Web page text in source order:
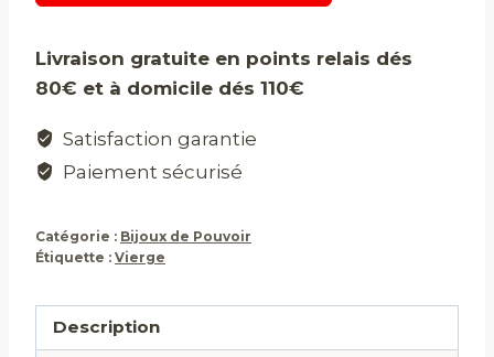
Vierge
Livraison gratuite en points relais dés
80€ et à domicile dés 110€
Satisfaction garantie
Paiement sécurisé
Catégorie : Bijoux de Pouvoir
Étiquette : Vierge
Description